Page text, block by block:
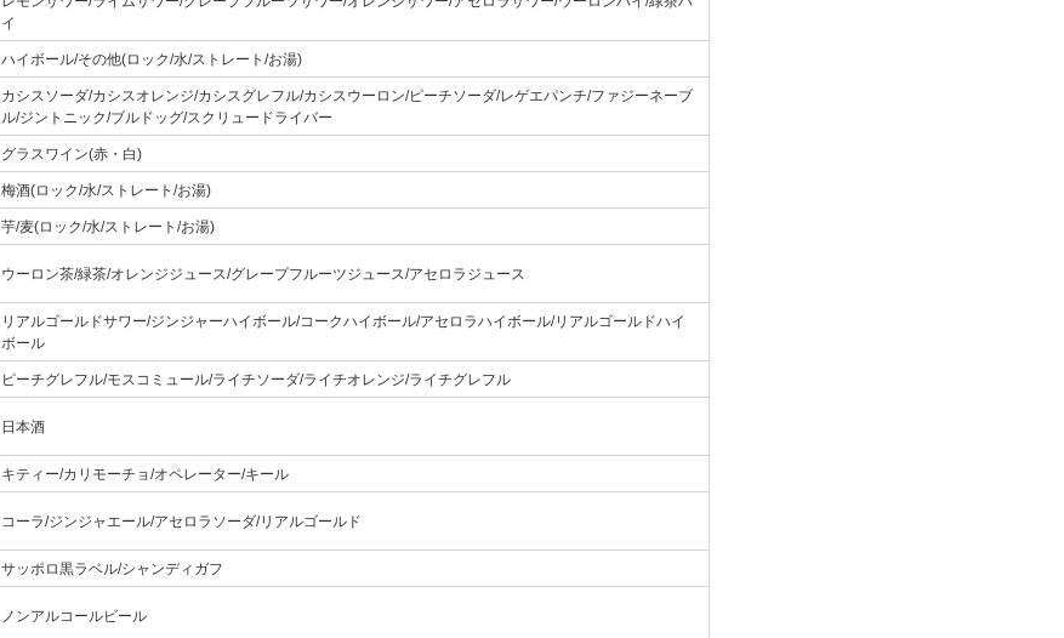
イ
ハイボール/その他(ロック/水/ストレート/お湯)
カシスソーダ/カシスオレンジ/カシスグレフル/カシスウーロン/ピーチソーダ/レゲエパンチ/ファジーネーブ
ル/ジントニック/ブルドッグ/スクリュードライバー
グラスワイン(赤・白)
梅酒(ロック/水/ストレート/お湯)
芋/麦(ロック/水/ストレート/お湯)
ウーロン茶/緑茶/オレンジジュース/グレープフルーツジュース/アセロラジュース
リアルゴールドサワー/ジンジャーハイボール/コークハイボール/アセロラハイボール/リアルゴールドハイ
ボール
ピーチグレフル/モスコミュール/ライチソーダ/ライチオレンジ/ライチグレフル
日本酒
キティー/カリモーチョ/オペレーター/キール
コーラ/ジンジャエール/アセロラソーダ/リアルゴールド
サッポロ黒ラベル/シャンディガフ
ノンアルコールビール